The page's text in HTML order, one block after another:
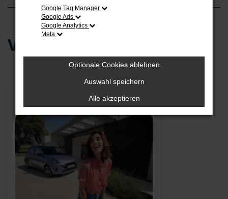
Verbrenner
i10
Google Tag Manager
Google Ads
Google Analytics
Meta
Optionale Cookies ablehnen
Auswahl speichern
Alle akzeptieren